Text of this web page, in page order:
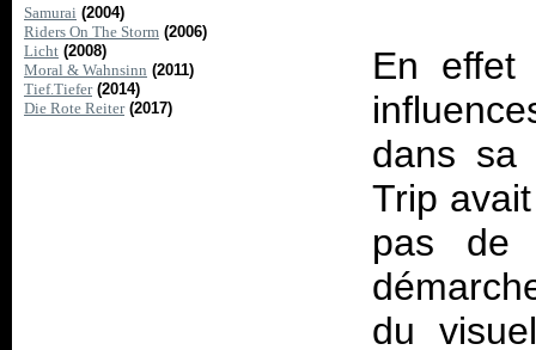
Samurai (2004)
Riders On The Storm (2006)
Licht (2008)
Moral & Wahnsinn (2011)
Tief.Tiefer (2014)
Die Rote Reiter (2017)
En effet
dans sa
Trip
pas de
du